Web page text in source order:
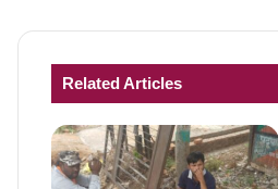
Related Articles